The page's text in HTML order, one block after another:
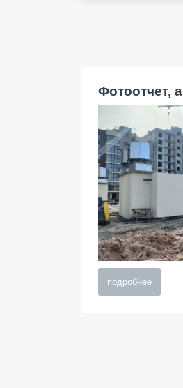
Фотоотчет,
подробнее